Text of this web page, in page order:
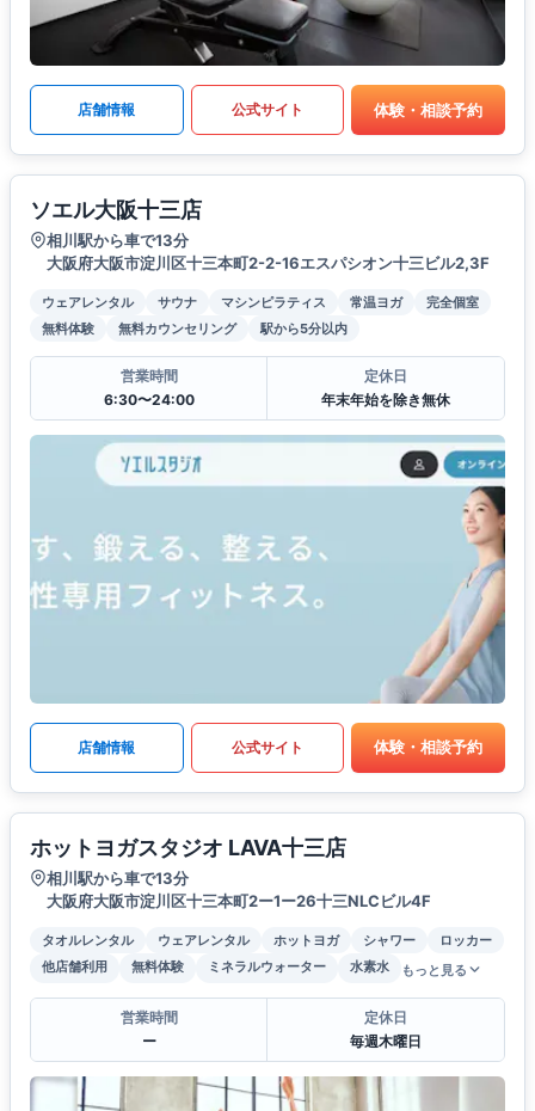
店舗情報 公式サイト 体験・相談予約
ソエル大阪十三店
相川駅から車で13分
大阪府大阪市淀川区十三本町2-2-16エスパシオン十三ビル2,3F
ウェアレンタル サウナ マシンピラティス 常温ヨガ
完全個室
無料体験
無料カウンセリング 駅から5分以内
営業時間
6:30〜24:00
定休日
年末年始を除き無休
店舗情報 公式サイト 体験・相談予約
ホットヨガスタジオ LAVA十三店
相川駅から車で13分
大阪府大阪市淀川区十三本町2ー1ー26十三NLCビル4F
タオルレンタル ウェアレンタル ホットヨガ シャワー
ロッカー
他店舗利用
無料体験 ミネラルウォーター 水素水 もっと見る
営業時間
ー
定休日
毎週木曜日